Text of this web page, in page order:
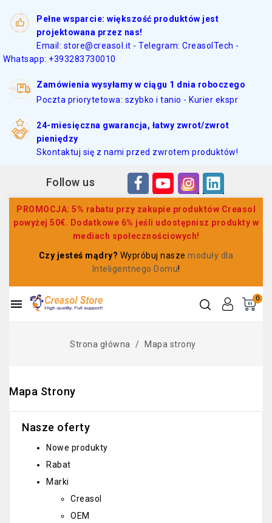
Pełne wsparcie: większość produktów jest
projektowana przez nas!
Email: store@creasol.it - Telegram: CreasolTech -
Whatsapp: +393283730010
Zamówienia wysyłamy w ciągu 1 dnia roboczego
Poczta priorytetowa: szybko i tanio - Kurier ekspr
24-miesięczna gwarancja, łatwy zwrot/zwrot
pieniędzy
Skontaktuj się z nami przed zwrotem produktów!
Follow us
PROMOCJA: 5% rabatu przy zakupie produktów Creasol
powyżej 50€. Dodatkowe 6% jeśli udostępnisz produkty w
mediach społecznościowych!
Czy jesteś mądry? Wypróbuj naszemoduły dla
Inteligentnego Domu!
0

Strona główna Mapa strony
Mapa Strony
Nasze oferty
Nowe produkty
Rabat
Marki
Creasol
OEM